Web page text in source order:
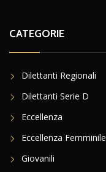
CATEGORIE
Dilettanti Regionali
Dilettanti Serie D
Eccellenza
Eccellenza Femminile
Giovanili